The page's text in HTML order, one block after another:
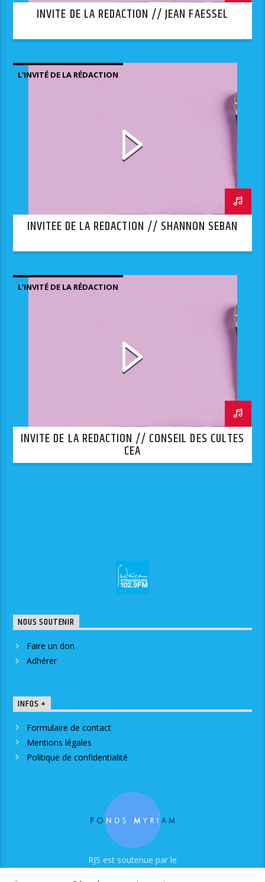
INVITE DE LA REDACTION // JEAN FAESSEL
L'INVITÉ DE LA RÉDACTION
INVITEE DE LA REDACTION // SHANNON SEBAN
L'INVITÉ DE LA RÉDACTION
INVITE DE LA REDACTION // CONSEIL DES CULTES
CEA
NOUS SOUTENIR
Faire un don
Adhérer
INFOS +
Formulaire de contact
Mentions légales
Politique de confidentialité
RJS est soutenue par le